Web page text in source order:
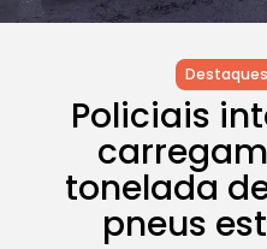
Destaques
Policiais
tonelada
pneus